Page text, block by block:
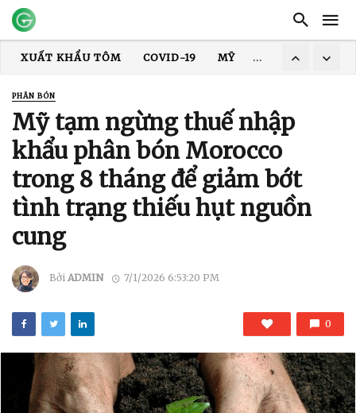
XUẤT KHẨU THỦY SẢN GIÁ TÔM
XUẤT KHẨU CÁ TRA
XUẤT KHẨU TÔM
MỸ
PHÂN BÓN
Mỹ tạm ngừng thuế nhập
khẩu phân bón Morocco
trong 8 tháng để giảm bớt
tình trạng thiếu hụt nguồn
cung
Bởi ADMIN 7/1/2026 6:53:20 PM
0